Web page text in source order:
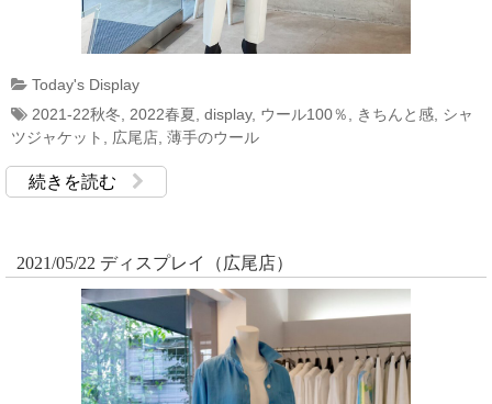
Today's Display
2021-22秋冬
2022春夏 display, ウール100％ きちんと感 シャ
ツジャケット
広尾店 薄手のウール
続きを読む
2021/05/22 ディスプレイ（広尾店）